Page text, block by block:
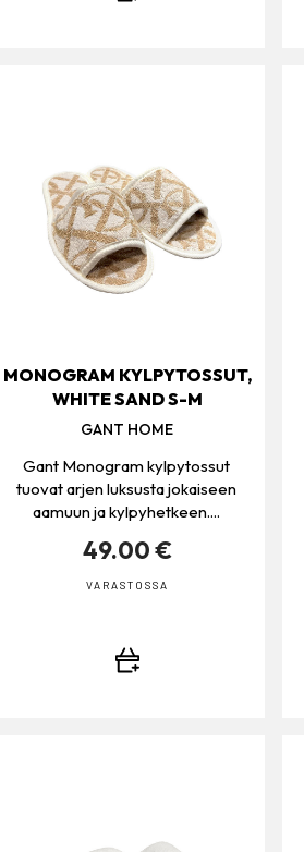
MONOGRAM KYLPYTOSSUT,
WHITE SAND S-M
GANT HOME
Gant Monogram kylpytossut
tuovat arjen luksusta jokaiseen
aamuun ja kylpyhetkeen....
49.00 €
VARASTOSSA